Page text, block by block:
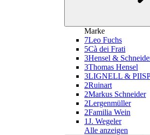
Marke
7Leo Fuchs
5Cà dei Frati
3Hensel &
3Thomas Hensel
3LIGNELL &
2Ruinart
2Markus Schneider
2Lergenmüller
2Familia Wein
1J. Wegeler
Alle anzeigen